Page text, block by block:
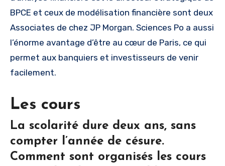
BPCE et ceux de modélisation financière sont deux
Associates de chez JP Morgan. Sciences Po a aussi
l’énorme avantage d’être au cœur de Paris, ce qui
permet aux banquiers et investisseurs de venir
facilement.
Les cours
La scolarité dure deux ans, sans
compter l’année de césure.
Comment sont organisés les cours